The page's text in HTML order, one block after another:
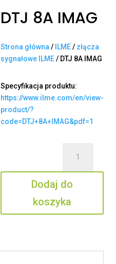
DTJ 8A IMAG
Strona główna / ILME/ złącza
sygnałowe ILME/ DTJ 8A IMAG
Specyfikacja produktu:
https://www.ilme.com/en/view-
product/?
code=DTJ+8A+IMAG&pdf=1
8A
IMAG
Dodaj do
koszyka